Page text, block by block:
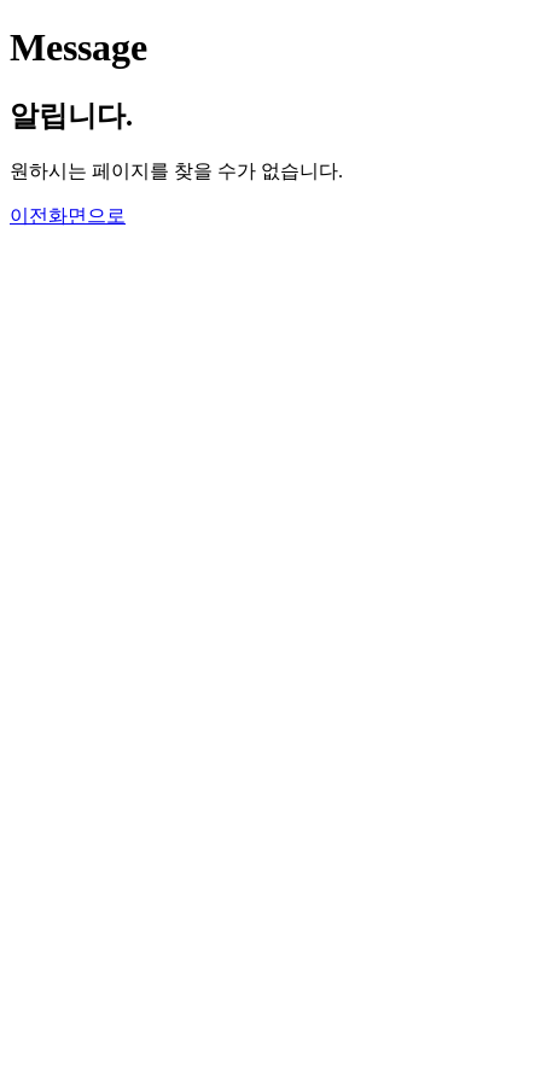
Message
알립니다.
원하시는 페이지를 찾을 수가 없습니다.
이전화면으로